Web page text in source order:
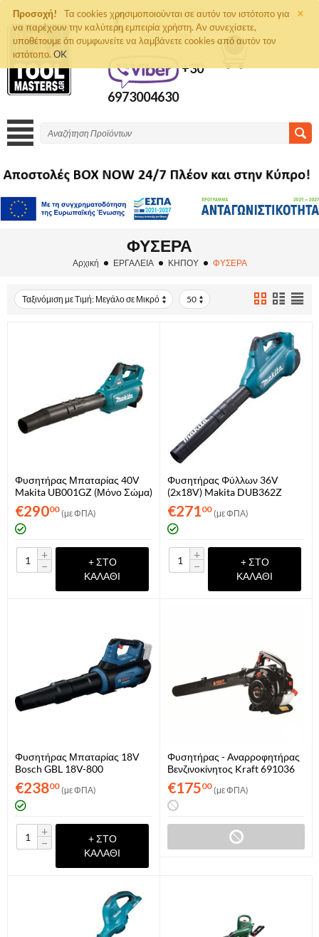
×
Προσοχή!
Τα cookies χρησιμοποιούνται σε αυτόν τον ιστότοπο για
να παρέχουν την καλύτερη εμπειρία χρήστη. Αν συνεχίσετε,
υποθέτουμε ότι συμφωνείτε να λαμβάνετε cookies από αυτόν τον
ιστότοπο. OK
+30 2810261292
ΤΗΛΈΦΩΝΟ
ΠΑΡΑΓΓΕΛΙΏΝ
+30
6973004630
0
ΦΥΣΕΡΑ
Αρχική ΕΡΓΑΛΕΙΑ ΚΗΠΟΥ ΦΥΣΕΡΑ
Ταξινόμιση με Τιμή: Μεγάλο σε Μικρό 50
Φυσητήρας Μπαταρίας 40V
Makita UB001GZ (Μόνο Σώμα)
€29000 (με ΦΠΑ)
+
−
+ ΣΤΟ
ΚΑΛΆΘΙ
Φυσητήρας Φύλλων 36V
(2x18V) Makita DUB362Z
(Μόνο Σώμα)
€27100 (με ΦΠΑ)
+
−
+ ΣΤΟ
ΚΑΛΆΘΙ
Φυσητήρας Μπαταρίας 18V
Bosch GBL 18V-800
Professional (06008D2200)
€23800 (με ΦΠΑ)
+
−
+ ΣΤΟ
ΚΑΛΆΘΙ
Φυσητήρας - Αναρροφητήρας
Βενζινοκίνητος Kraft 691036
€17500 (με ΦΠΑ)